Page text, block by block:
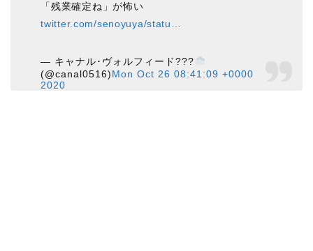
「残業確定ね」が怖い
twitter.com/senoyuya/statu…
— キャナル･ヴォルフィード???
(@canal0516)Mon Oct 26 08:41:09 +0000
2020